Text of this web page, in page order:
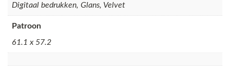
Digitaal bedrukken, Glans, Velvet
Patroon
61.1 x 57.2